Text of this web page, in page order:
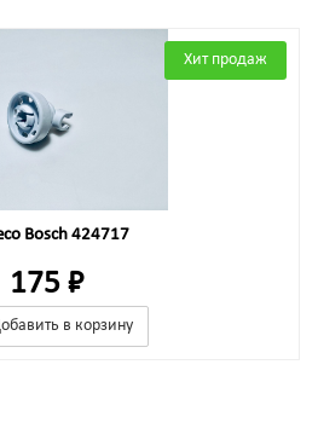
Хит продаж
Bosch 424717
175 ₽
в корзину